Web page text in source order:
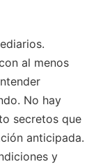
al menos
No hay
secretos que
anticipada.
y